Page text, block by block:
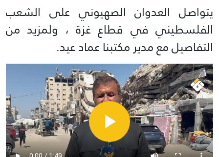
يتواصل العدوان الصهيوني على الشعب
الفلسطيني في قطاع غزة ، ولمزيد من
التفاصيل مع مدير مكتبنا عماد عيد.